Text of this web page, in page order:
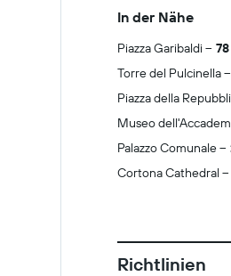
In der Nähe
Piazza Garibaldi
Torre del Pulcinella
Piazza della
Museo
Palazzo Comunale
Cortona Cathedral
Richtlinien